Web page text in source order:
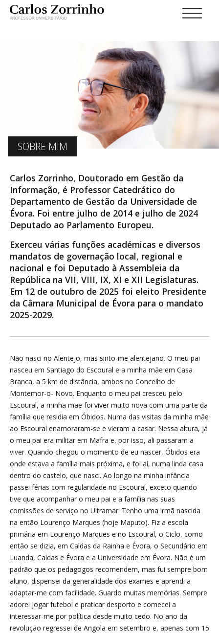
SOBRE MIM
Carlos Zorrinho, Doutorado em Gestão da
Informação, é Professor Catedrático do
Departamento de Gestão da Universidade de
Évora. Foi entre julho de 2014 e julho de 2024
Deputado ao Parlamento Europeu.
Exerceu várias funções académicas e diversos
mandatos de governação local, regional e
nacional e foi Deputado à Assembleia da
República na VII, VIII, IX, XI e XII Legislaturas.
Em 12 de outubro de 2025 foi eleito Presidente
da Câmara Municipal de Évora para o mandato
2025-2029.
Não nasci no Alentejo, mas sinto-me alentejano. O meu pai
nasceu em Santiago do Escoural e a minha mãe em Casa
Branca, a 5 km de distância, ambos no Concelho de
Montemor-o- Novo. Enquanto o meu pai cresceu pelo
Escoural, a minha mãe foi viver muito nova com uma parte da
família que residia em Óbidos. Numa das visitas da minha mãe
ao Escoural enamoraram-se e vieram a casar. Nessa altura, já
o meu pai era militar em Mafra e, por isso, ali passaram a
viver. Quando chegou o momento de eu nascer, Óbidos era
onde estava a família mais próxima, e foi aí, numa linda casa
dentro do castelo, que nasci. Ao longo na minha infância
passei férias com regularidade no Escoural, exceto quando
tive que acompanhar o meu pai e a família nas suas
comissões de serviço no Ultramar. Tenho uma irmã nascida
na então Lourenço Marques (hoje Maputo). Fiz a escola
primária em Lourenço Marques e no Escoural, o Ciclo, como
então se dizia, em Caldas da Rainha e Évora, o Secundário em
Luanda, Caldas e Évora e a Universidade em Évora. Não é um
padrão que os pedagogos recomendem, mas fui sempre bom
aluno, dispensei da generalidade dos exames e aprendi a
adaptar-me com facilidade. Guardo muitas memórias. Sempre
adorei jogar futebol e praticar desporto e comecei a
interessar-me por política desde muito cedo. No ano da
revolução regressei de Angola em setembro e, apenas com 15